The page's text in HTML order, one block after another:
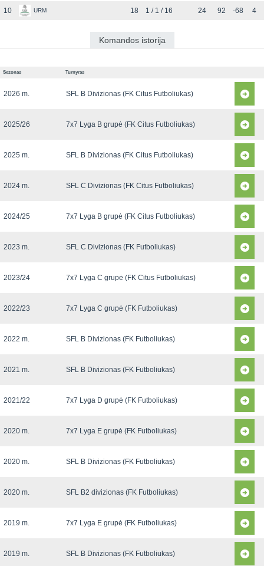
10 URM 18 1 / 1 / 16 24 92 -68 4
Komandos istorija
Sezonas Turnyras
2026 m. SFL B Divizionas (FK Citus Futboliukas)
2025/26 7x7 Lyga B grupė (FK Citus Futboliukas)
2025 m. SFL B Divizionas (FK Citus Futboliukas)
2024 m. SFL C Divizionas (FK Citus Futboliukas)
2024/25 7x7 Lyga B grupė (FK Citus Futboliukas)
2023 m. SFL C Divizionas (FK Futboliukas)
2023/24 7x7 Lyga C grupė (FK Citus Futboliukas)
2022/23 7x7 Lyga C grupė (FK Futboliukas)
2022 m. SFL B Divizionas (FK Futboliukas)
2021 m. SFL B Divizionas (FK Futboliukas)
2021/22 7x7 Lyga D grupė (FK Futboliukas)
2020 m. 7x7 Lyga E grupė (FK Futboliukas)
2020 m. SFL B Divizionas (FK Futboliukas)
2020 m. SFL B2 divizionas (FK Futboliukas)
2019 m. 7x7 Lyga E grupė (FK Futboliukas)
2019 m. SFL B Divizionas (FK Futboliukas)